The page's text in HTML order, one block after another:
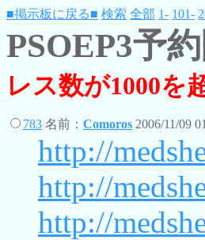
■掲示板に戻る■ 検索 全部 1- 101-
PSOEP3予
レス数が1000を
783 名前： Comoros 2006/11/09
http://
http://
http://